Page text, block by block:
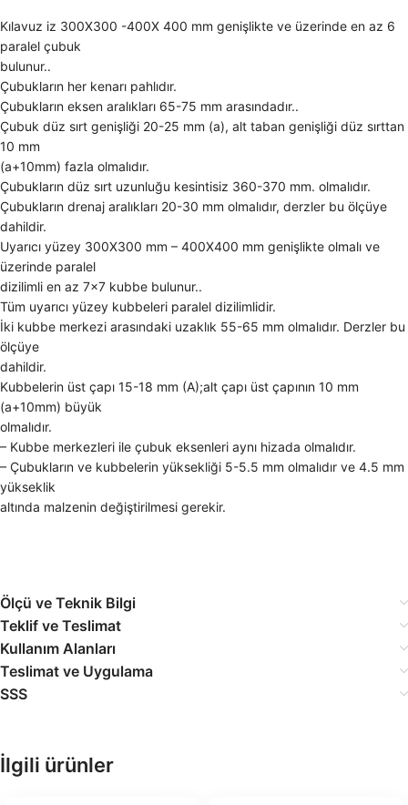
Kılavuz iz 300X300 -400X 400 mm genişlikte ve üzerinde en az 6
paralel çubuk
bulunur..
Çubukların her kenarı pahlıdır.
Çubukların eksen aralıkları 65-75 mm arasındadır..
Çubuk düz sırt genişliği 20-25 mm (a), alt taban genişliği düz sırttan
10 mm
(a+10mm) fazla olmalıdır.
Çubukların düz sırt uzunluğu kesintisiz 360-370 mm. olmalıdır.
Çubukların drenaj aralıkları 20-30 mm olmalıdır, derzler bu ölçüye
dahildir.
Uyarıcı yüzey 300X300 mm – 400X400 mm genişlikte olmalı ve
üzerinde paralel
dizilimli en az 7×7 kubbe bulunur..
Tüm uyarıcı yüzey kubbeleri paralel dizilimlidir.
İki kubbe merkezi arasındaki uzaklık 55-65 mm olmalıdır. Derzler bu
ölçüye
dahildir.
Kubbelerin üst çapı 15-18 mm (A);alt çapı üst çapının 10 mm
(a+10mm) büyük
olmalıdır.
– Kubbe merkezleri ile çubuk eksenleri aynı hizada olmalıdır.
– Çubukların ve kubbelerin yüksekliği 5-5.5 mm olmalıdır ve 4.5 mm
yükseklik
altında malzenin değiştirilmesi gerekir.
Ölçü ve Teknik Bilgi
Teklif ve Teslimat
Kullanım Alanları
Teslimat ve Uygulama
SSS
İlgili ürünler